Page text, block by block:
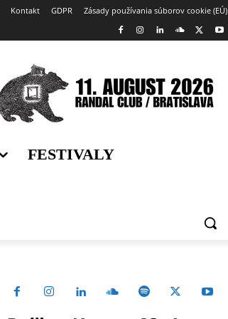
Kontakt GDPR Zásady používania súborov cookie (EÚ)
FESTIVALY